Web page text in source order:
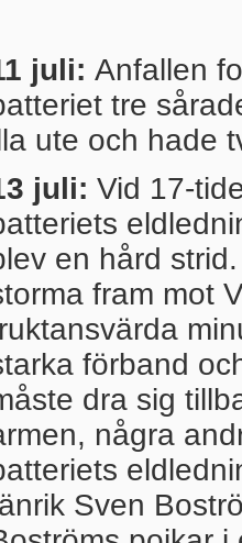
juli: Anfallen
tre
ute och hade
juli: Vid 17-
en hård
fram mot
förband
dra sig
några
Sven